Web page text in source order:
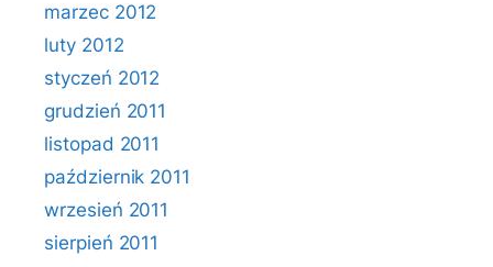
marzec 2012
luty 2012
styczeń 2012
grudzień 2011
listopad 2011
październik 2011
wrzesień 2011
sierpień 2011